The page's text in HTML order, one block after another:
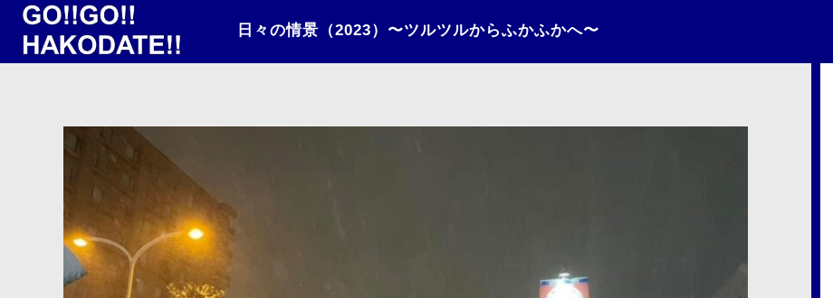
日々の情景（2023）〜ツルツルからふかふかへ〜